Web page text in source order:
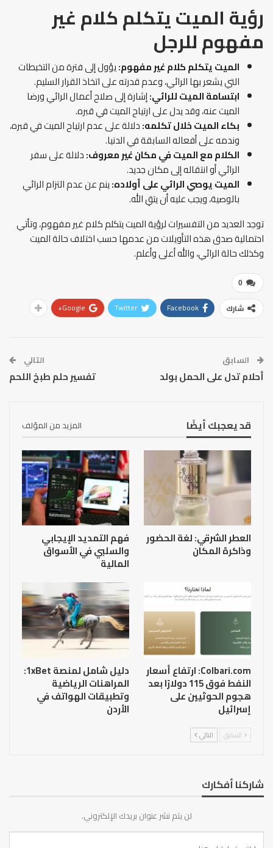
رؤية الميت يتكلم كلام غير
مفهومللرجل
الميت يتكلم كلام غير مفهوم:يؤول إلى فترة من التخبطات
التي يشعر بها الرائي، وعدم قدرته على اتخاذ القرار السليم.
ابتسامة الميت للرائي:إشارة إلى صلاح أعمال الرائي ورضا
الميت عنه، وقد يدل على ارتياح الميت في قبره.
بكاء الميت خلال تكلمه:دلالة على عدم ارتياح الميت في قبره،
وندمه على أفعاله السابقة في الدنيا.
الكلام مع الميت في مكان غير معروف:دلالة على سفر
الرائي أو انتقاله إلى مكان جديد.
الميت يوصي الرائي على أولاده:ينم عن عدم التزام الرائي
بالوصية، ويجب عليه أن يتقِ الله.
توجد العديد من التفسيرات لرؤية الميت يتكلم كلام غير مفهوم، وتأتي
احتمالية صدق هذه التأويلات من عدمها حسب اختلاف حالة الميت
وكذلك حالة الرائي، والله أعلى وأعلم.
0
شارك Facebook
Twitter
Google+
السابق
أحلام تدل على الحمل بولد
التالي
تفسير حلم طبخ اللحم
قد يعجبك أيضًا المزيد من المؤلف
العطر الشرقي: لغة الحضور
وذاكرة المكان
فهم التمديد الإيجابي
والسلبي في الأسواق
المالية
Colbari.com: ارتفاع أسعار
النفط فوق 115 دولارًا بعد
هجوم الحوثيين على
إسرائيل
دليل شامل لمنصة 1xBet:
المراهنات الرياضية
وتطبيقات الهواتف في
الأردن
السابق التالي
شاركنا أفكارك
لن يتم نشر عنوان بريدك الإلكتروني.